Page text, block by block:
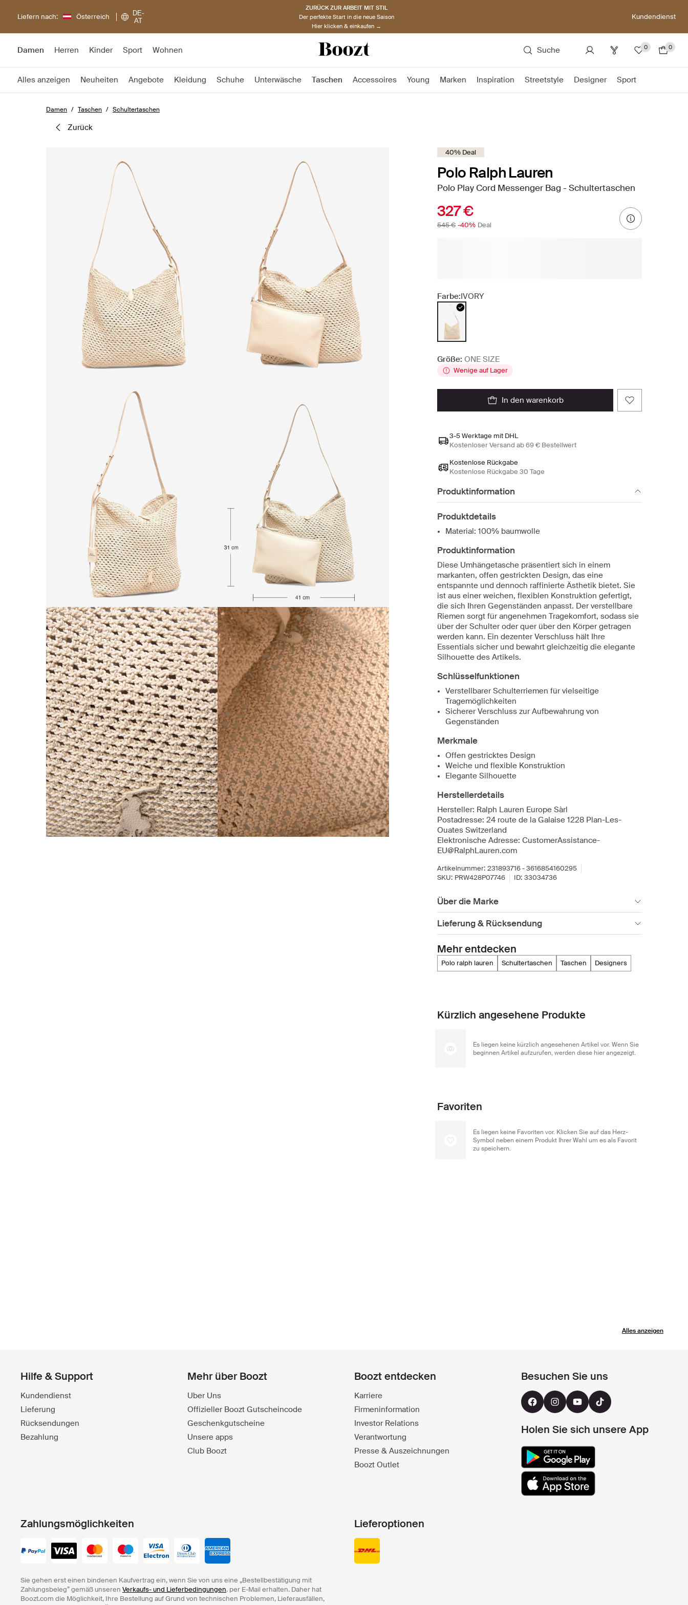
Liefern nach: Österreich
DE-
AT
ZURÜCK ZUR ARBEIT MIT STIL
Der perfekte Start in die neue Saison
Hier klicken & einkaufen →
Kundendienst
Damen Herren Kinder Sport Wohnen Suche 0 0
Alles anzeigen Neuheiten Angebote Kleidung Schuhe Unterwäsche Taschen Accessoires Young Marken Inspiration Streetstyle Designer Sport
Damen Taschen Schultertaschen
zurück
40% Deal
Polo Ralph Lauren
Polo Play Cord Messenger Bag - Schultertaschen
327 €
545 € -40% Deal
Farbe:IVORY
Größe: ONE SIZE
Wenige auf Lager
in den warenkorb
3-5 Werktage mit DHL
Kostenloser Versand ab 69 € Bestellwert
Kostenlose Rückgabe
Kostenlose Rückgabe 30 Tage
Produktinformation
Produktdetails
Material: 100% baumwolle
Produktinformation
Diese Umhängetasche präsentiert sich in einem
markanten, offen gestrickten Design, das eine
entspannte und dennoch raffinierte Ästhetik bietet. Sie
ist aus einer weichen, flexiblen Konstruktion gefertigt,
die sich Ihren Gegenständen anpasst. Der verstellbare
Riemen sorgt für angenehmen Tragekomfort, sodass sie
über der Schulter oder quer über den Körper getragen
werden kann. Ein dezenter Verschluss hält Ihre
Essentials sicher und bewahrt gleichzeitig die elegante
Silhouette des Artikels.
Schlüsselfunktionen
Verstellbarer Schulterriemen für vielseitige
Tragemöglichkeiten
Sicherer Verschluss zur Aufbewahrung von
Gegenständen
Merkmale
Offen gestricktes Design
Weiche und flexible Konstruktion
Elegante Silhouette
Herstellerdetails
Hersteller: Ralph Lauren Europe Sàrl
Postadresse: 24 route de la Galaise 1228 Plan-Les-
Ouates Switzerland
Elektronische Adresse: CustomerAssistance-
EU@RalphLauren.com
Artikelnummer: 231893716 - 3616854160295
SKU: PRW428P07746 ID: 33034736
Über die Marke
Lieferung & Rücksendung
Mehr entdecken
polo ralph lauren schultertaschen taschen designers
Kürzlich angesehene Produkte
Es liegen keine kürzlich angesehenen Artikel vor. Wenn Sie
beginnen Artikel aufzurufen, werden diese hier angezeigt.
Favoriten
Es liegen keine Favoriten vor. Klicken Sie auf das Herz-
Symbol neben einem Produkt Ihrer Wahl um es als Favorit
zu speichern.
Alles anzeigen
Hilfe & Support
Kundendienst
Lieferung
Rücksendungen
Bezahlung
Mehr über Boozt
Uber Uns
Offizieller Boozt Gutscheincode
Geschenkgutscheine
Unsere apps
Club Boozt
Boozt entdecken
Karriere
Firmeninformation
Investor Relations
Verantwortung
Presse & Auszeichnungen
Boozt Outlet
Besuchen Sie uns
Holen Sie sich unsere App
Zahlungsmöglichkeiten
Sie gehen erst einen bindenen Kaufvertrag ein, wenn Sie von uns eine „Bestellbestätigung mit
Zahlungsbeleg” gemäß unseren Verkaufs- und Lieferbedingungen. per E-Mail erhalten. Daher hat
Boozt.com die Möglichkeit, Ihre Bestellung auf Grund von technischen Problemen, Lieferausfällen,
Lieferoptionen